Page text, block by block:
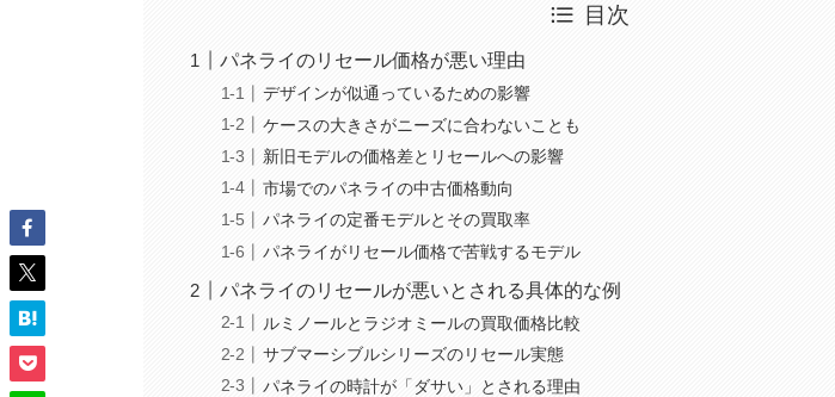
目次
パネライのリセール価格が悪い理由
デザインが似通っているための影響
ケースの大きさがニーズに合わないことも
新旧モデルの価格差とリセールへの影響
市場でのパネライの中古価格動向
パネライの定番モデルとその買取率
パネライがリセール価格で苦戦するモデル
パネライのリセールが悪いとされる具体的な例
ルミノールとラジオミールの買取価格比較
サブマーシブルシリーズのリセール実態
パネライの時計が「ダサい」とされる理由